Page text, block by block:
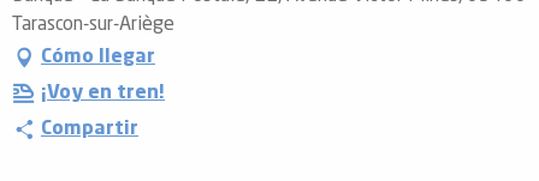
Tarascon-sur-Ariège
Cómo llegar
¡Voy en tren!
Compartir